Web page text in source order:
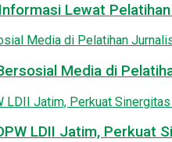
Lewat
Media di
LDII Jatim, Perkuat